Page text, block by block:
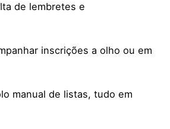
de lembretes e
inscrições a olho ou em
manual de listas, tudo em